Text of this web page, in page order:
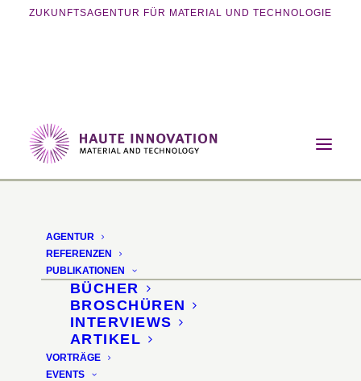
ZUKUNFTSAGENTUR FÜR MATERIAL UND TECHNOLOGIE
AGENTUR
REFERENZEN
PUBLIKATIONEN
BÜCHER
BROSCHÜREN
INTERVIEWS
ARTIKEL
VORTRÄGE
EVENTS
Home Magazin
Nachhaltigkeit
Rhabarber-Leder
Rhabarber-Leder
Gerben mit Extrakten
aus der Wurzel der
Rhabarberpflanze